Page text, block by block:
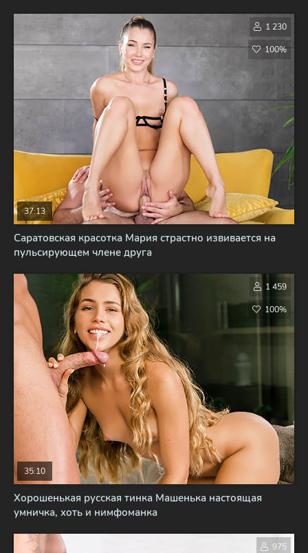
Саратовская красотка Мария страстно извивается на
пульсирующем члене друга
37:13
1 230
100%
Хорошенькая русская тинка Машенька настоящая
умничка, хоть и нимфоманка
35:10
1 459
100%
975